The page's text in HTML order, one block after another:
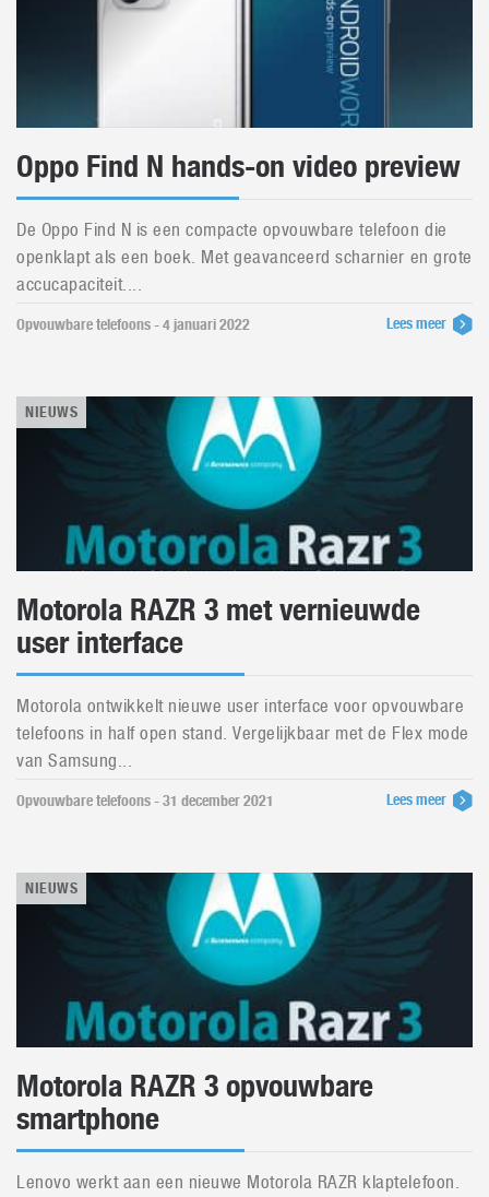
Oppo Find N hands-on video preview
De Oppo Find N is een compacte opvouwbare telefoon die
openklapt als een boek. Met geavanceerd scharnier en grote
accucapaciteit....
Opvouwbare telefoons - 4 januari 2022 Lees meer
NIEUWS
Motorola RAZR 3 met vernieuwde
user interface
Motorola ontwikkelt nieuwe user interface voor opvouwbare
telefoons in half open stand. Vergelijkbaar met de Flex mode
van Samsung...
Opvouwbare telefoons - 31 december 2021 Lees meer
NIEUWS
Motorola RAZR 3 opvouwbare
smartphone
Lenovo werkt aan een nieuwe Motorola RAZR klaptelefoon.